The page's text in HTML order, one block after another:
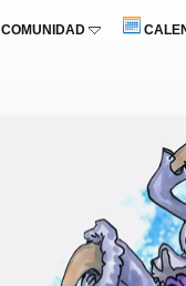
COMUNIDAD